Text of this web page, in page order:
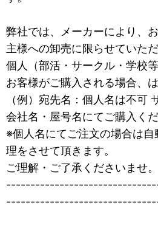
弊社では、メーカーにより、
主様への卸売に限らせていた
個人（部活・サークル・学校
お客様がご購入される場合、
（例）宛先名：個人名は不可
会社名・屋号名にてご購入く
※個人名にてご注文の場合は
理をさせて頂きます。
ご理解・ご了承くださいませ。